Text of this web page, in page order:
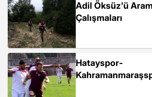
Adil Öksüz'ü
Çalışmaları
Hatayspor-